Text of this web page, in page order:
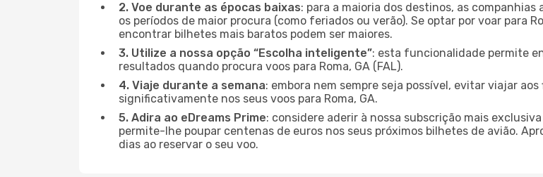
2. Voe durante as épocas baixas: para a maioria dos destinos, as
os períodos de maior procura (como feriados ou verão). Se optar por voar para
encontrar bilhetes mais baratos podem ser maiores.
3. Utilize a nossa opção “Escolha inteligente”: esta funcionalidade permite
resultados quando procura voos para Roma, GA (FAL).
4. Viaje durante a semana: embora nem sempre seja possível, evitar viajar
significativamente nos seus voos para Roma, GA.
5. Adira ao eDreams Prime: considere aderir à nossa subscrição mais
permite-lhe poupar centenas de euros nos seus próximos bilhetes de avião.
dias ao reservar o seu voo.